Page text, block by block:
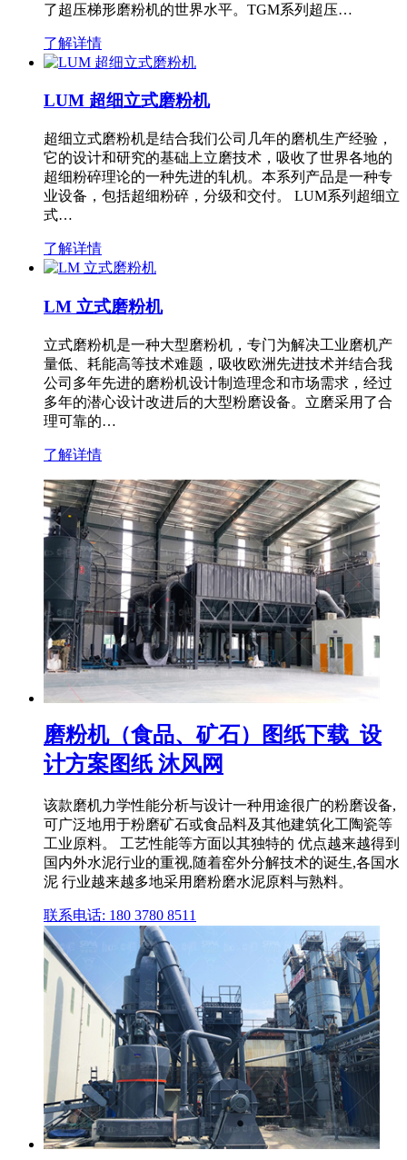
了超压梯形磨粉机的世界水平。TGM系列超压…
了解详情
LUM 超细立式磨粉机
超细立式磨粉机是结合我们公司几年的磨机生产经验，
它的设计和研究的基础上立磨技术，吸收了世界各地的
超细粉碎理论的一种先进的轧机。本系列产品是一种专
业设备，包括超细粉碎，分级和交付。 LUM系列超细立
式…
了解详情
LM 立式磨粉机
立式磨粉机是一种大型磨粉机，专门为解决工业磨机产
量低、耗能高等技术难题，吸收欧洲先进技术并结合我
公司多年先进的磨粉机设计制造理念和市场需求，经过
多年的潜心设计改进后的大型粉磨设备。立磨采用了合
理可靠的…
了解详情
磨粉机（食品、矿石）图纸下载_设
计方案图纸 沐风网
该款磨机力学性能分析与设计一种用途很广的粉磨设备,
可广泛地用于粉磨矿石或食品料及其他建筑化工陶瓷等
工业原料。 工艺性能等方面以其独特的 优点越来越得到
国内外水泥行业的重视,随着窑外分解技术的诞生,各国水
泥 行业越来越多地采用磨粉磨水泥原料与熟料。
联系电话: 180 3780 8511